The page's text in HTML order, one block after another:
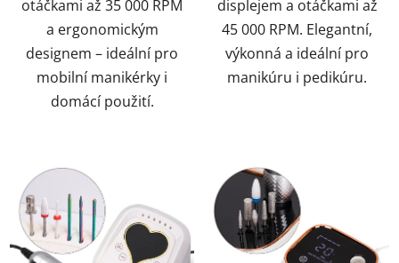
otáčkami až 35 000 RPM
a ergonomickým
designem – ideální pro
mobilní manikérky i
domácí použití.
displejem a otáčkami až
45 000 RPM. Elegantní,
výkonná a ideální pro
manikúru i pedikúru.